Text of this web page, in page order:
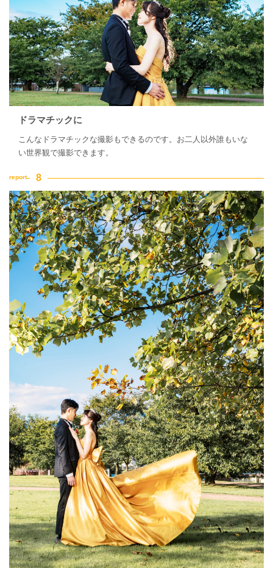
ドラマチックに
こんなドラマチックな撮影もできるのです。お二人以外誰もいな
い世界観で撮影できます。